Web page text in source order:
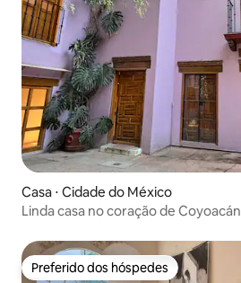
Casa ⋅ Cidade do México
Linda casa no coração de Coyoacán
Preferido dos hóspedes
Preferido dos hóspedes